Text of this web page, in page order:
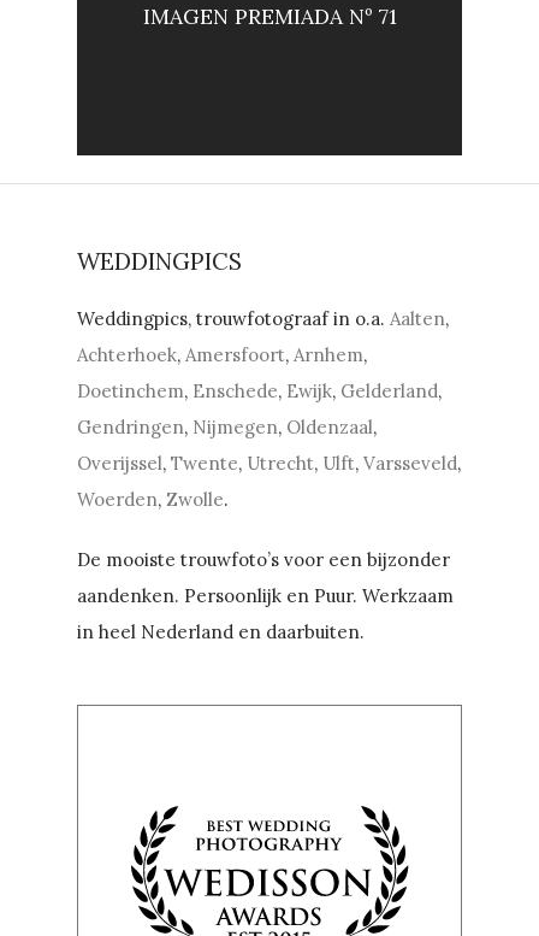
IMAGEN PREMIADA Nº 71
WEDDINGPICS
Weddingpics, trouwfotograaf in o.a. Aalten,
Achterhoek, Amersfoort, Arnhem,
Doetinchem, Enschede, Ewijk, Gelderland,
Gendringen, Nijmegen, Oldenzaal,
Overijssel,Twente, Utrecht, Ulft,Varsseveld,
Woerden, Zwolle.
De mooiste trouwfoto’s voor een bijzonder
aandenken. Persoonlijk en Puur. Werkzaam
in heel Nederland en daarbuiten.